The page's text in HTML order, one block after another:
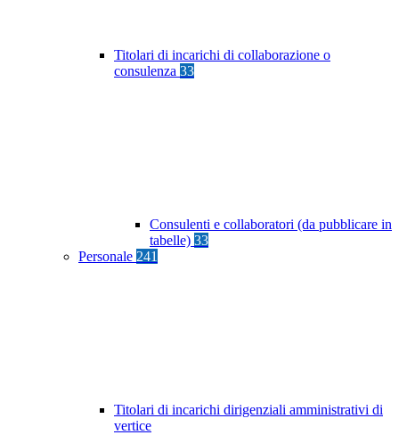
Titolari di incarichi di collaborazione o
consulenza 33
Consulenti e collaboratori (da pubblicare in
tabelle) 33
Personale 241
Titolari di incarichi dirigenziali amministrativi di
vertice